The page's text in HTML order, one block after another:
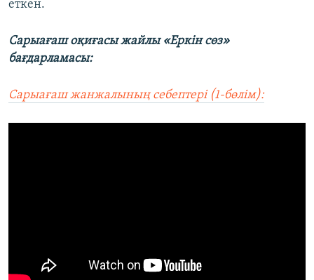
еткен.
Сарыағаш оқиғасы жайлы «Еркін сөз»
бағдарламасы:
Сарыағаш жанжалының себептері (1-бөлім):